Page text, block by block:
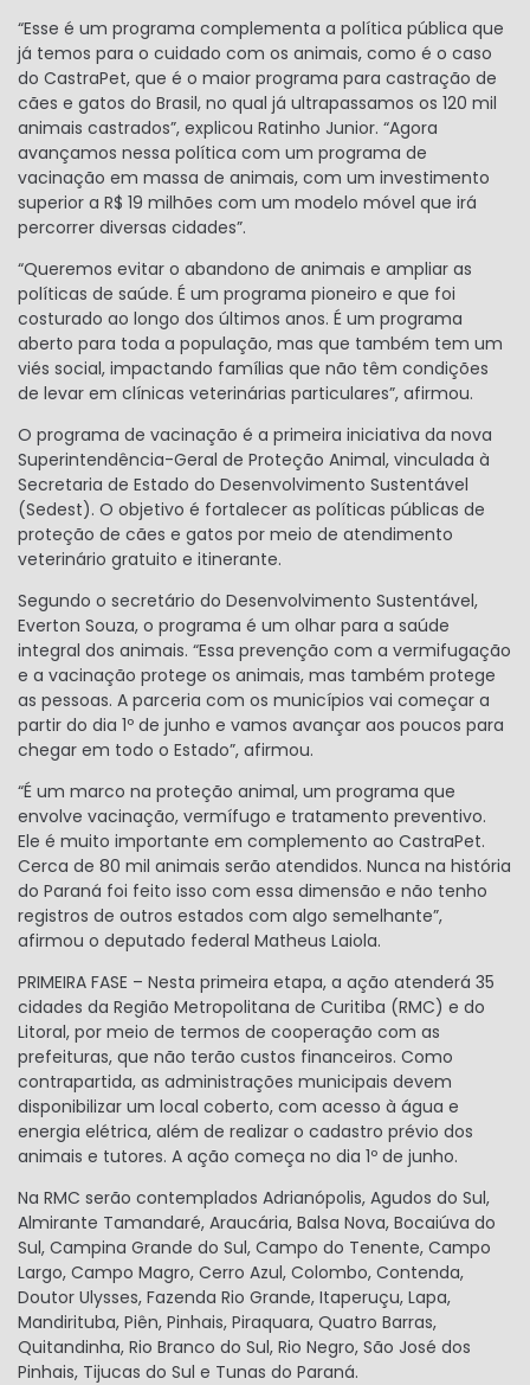
“Esse é um programa complementa a política pública que
já temos para o cuidado com os animais, como é o caso
do CastraPet, que é o maior programa para castração de
cães e gatos do Brasil, no qual já ultrapassamos os 120 mil
animais castrados”, explicou Ratinho Junior. “Agora
avançamos nessa política com um programa de
vacinação em massa de animais, com um investimento
superior a R$ 19 milhões com um modelo móvel que irá
percorrer diversas cidades”.
“Queremos evitar o abandono de animais e ampliar as
políticas de saúde. É um programa pioneiro e que foi
costurado ao longo dos últimos anos. É um programa
aberto para toda a população, mas que também tem um
viés social, impactando famílias que não têm condições
de levar em clínicas veterinárias particulares”, afirmou.
O programa de vacinação é a primeira iniciativa da nova
Superintendência-Geral de Proteção Animal, vinculada à
Secretaria de Estado do Desenvolvimento Sustentável
(Sedest). O objetivo é fortalecer as políticas públicas de
proteção de cães e gatos por meio de atendimento
veterinário gratuito e itinerante.
Segundo o secretário do Desenvolvimento Sustentável,
Everton Souza, o programa é um olhar para a saúde
integral dos animais. “Essa prevenção com a vermifugação
e a vacinação protege os animais, mas também protege
as pessoas. A parceria com os municípios vai começar a
partir do dia 1º de junho e vamos avançar aos poucos para
chegar em todo o Estado”, afirmou.
“É um marco na proteção animal, um programa que
envolve vacinação, vermífugo e tratamento preventivo.
Ele é muito importante em complemento ao CastraPet.
Cerca de 80 mil animais serão atendidos. Nunca na história
do Paraná foi feito isso com essa dimensão e não tenho
registros de outros estados com algo semelhante”,
afirmou o deputado federal Matheus Laiola.
PRIMEIRA FASE – Nesta primeira etapa, a ação atenderá 35
cidades da Região Metropolitana de Curitiba (RMC) e do
Litoral, por meio de termos de cooperação com as
prefeituras, que não terão custos financeiros. Como
contrapartida, as administrações municipais devem
disponibilizar um local coberto, com acesso à água e
energia elétrica, além de realizar o cadastro prévio dos
animais e tutores. A ação começa no dia 1º de junho.
Na RMC serão contemplados Adrianópolis, Agudos do Sul,
Almirante Tamandaré, Araucária, Balsa Nova, Bocaiúva do
Sul, Campina Grande do Sul, Campo do Tenente, Campo
Largo, Campo Magro, Cerro Azul, Colombo, Contenda,
Doutor Ulysses, Fazenda Rio Grande, Itaperuçu, Lapa,
Mandirituba, Piên, Pinhais, Piraquara, Quatro Barras,
Quitandinha, Rio Branco do Sul, Rio Negro, São José dos
Pinhais, Tijucas do Sul e Tunas do Paraná.